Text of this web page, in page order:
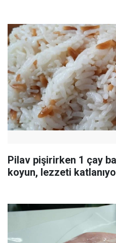
Pilav pişirirken 1 çay
koyun, lezzeti